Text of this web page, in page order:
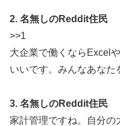
2. 名無しのReddit住民
>>1
大企業で働くならExcel
いいです。みんなあなた
3. 名無しのReddit住民
家計管理ですね。自分の